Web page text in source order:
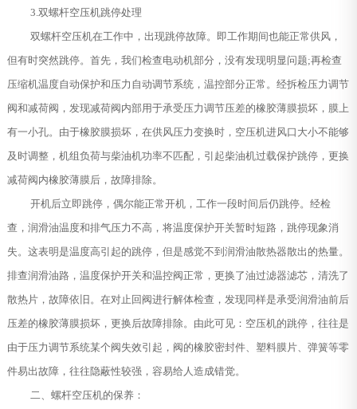
3.双螺杆空压机跳停处理
双螺杆空压机在工作中，出现跳停故障。即工作期间也能正常供风，
但有时突然跳停。首先，我们检查电动机部分，没有发现明显问题;再检查
压缩机温度自动保护和压力自动调节系统，温控部分正常。经拆检压力调节
阀和减荷阀，发现减荷阀内部用于承受压力调节压差的橡胶薄膜损坏，膜上
有一小孔。由于橡胶膜损坏，在供风压力变换时，空压机进风口大小不能够
及时调整，机组负荷与柴油机功率不匹配，引起柴油机过载保护跳停，更换
减荷阀内橡胶薄膜后，故障排除。
开机后立即跳停，偶尔能正常开机，工作一段时间后仍跳停。经检
查，润滑油温度和排气压力不高，将温度保护开关暂时短路，跳停现象消
失。这表明是温度高引起的跳停，但是感觉不到润滑油散热器散出的热量。
排查润滑油路，温度保护开关和温控阀正常，更换了油过滤器滤芯，清洗了
散热片，故障依旧。在对止回阀进行解体检查，发现同样是承受润滑油前后
压差的橡胶薄膜损坏，更换后故障排除。由此可见：空压机的跳停，往往是
由于压力调节系统某个阀失效引起，阀的橡胶密封件、塑料膜片、弹簧等零
件易出故障，往往隐蔽性较强，容易给人造成错觉。
二、螺杆空压机的保养：